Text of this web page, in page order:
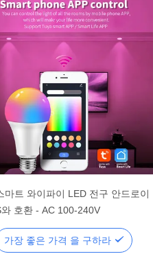
마트 와이파이 LED 전구 안드로이
와 호환 - AC 100-240V
가장 좋은 가격 을 구하라